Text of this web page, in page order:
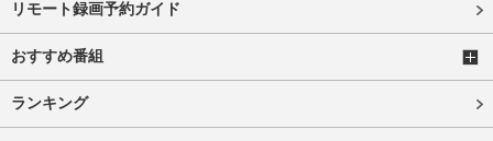
リモート録画予約ガイド
おすすめ番組
ランキング